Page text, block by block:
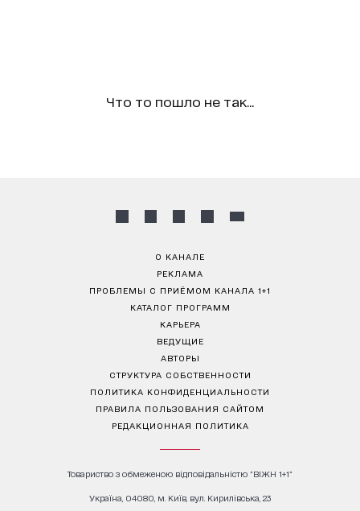
Что то пошло не так...
О КАНАЛЕ
РЕКЛАМА
ПРОБЛЕМЫ С ПРИЁМОМ КАНАЛА 1+1
КАТАЛОГ ПРОГРАММ
КАРЬЕРА
ВЕДУЩИЕ
АВТОРЫ
СТРУКТУРА СОБСТВЕННОСТИ
ПОЛИТИКА КОНФИДЕНЦИАЛЬНОСТИ
ПРАВИЛА ПОЛЬЗОВАНИЯ САЙТОМ
РЕДАКЦИОННАЯ ПОЛИТИКА
Товариство з обмеженою відповідальністю "ВІЖН 1+1"
Україна, 04080, м. Київ, вул. Кирилівська, 23